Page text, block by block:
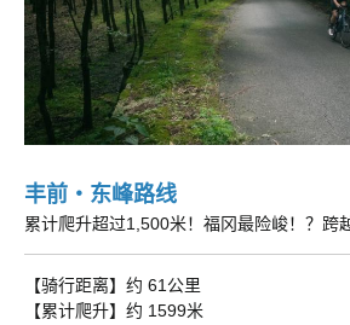
丰前・东峰路线
累计爬升超过1,500米！福冈最险峻！？跨
【骑行距离】约 61公里
【累计爬升】约 1599米